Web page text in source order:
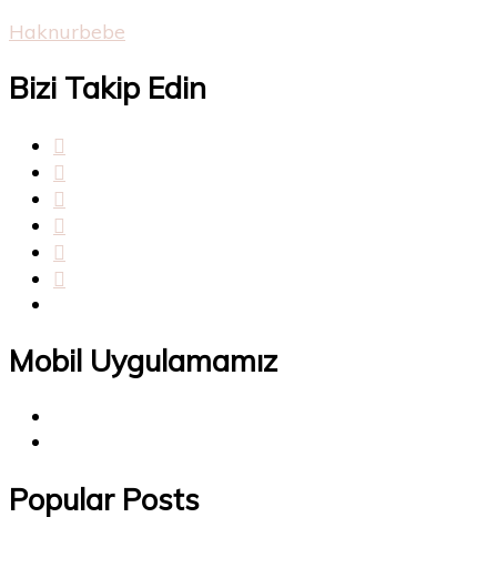
Haknurbebe
Bizi Takip Edin
Mobil Uygulamamız
Popular Posts